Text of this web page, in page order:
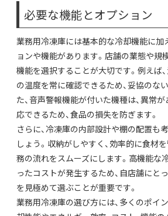
必要な機能とオプション
業務用冷凍庫には基本的な冷却機能に加
ョンや機能があります。店舗の業態や規
機能を選択することが大切です。例えば
の温度を常に確認できるため、妥協のな
た、音声警報機能が付いた機種は、異常
応できるため、食品の損失を防ぎます。
さらに、冷凍庫の内部設計や棚の配置も
しょう。収納がしやすく、効率的に食材
務の流れをスムーズにします。高機能な
ったコストが発生するため、自店舗にと
を見極めて選ぶことが重要です。
業務用冷凍庫の選び方には、多くのポイ